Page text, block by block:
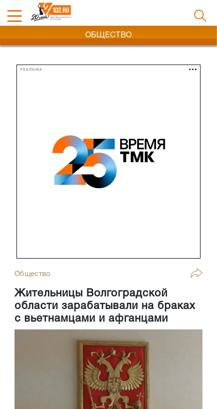
ОБЩЕСТВО
РЕКЛАМА
Общество
Жительницы Волгоградской
области зарабатывали на браках
с вьетнамцами и афганцами